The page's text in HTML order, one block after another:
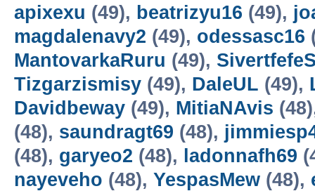
apixexu (49), beatrizyu16 (49),
magdalenavy2 (49), odessasc16
MantovarkaRuru (49),
Tizgarzismisy (49), DaleUL (49),
Davidbeway (49), MitiaNAvis
(48), saundragt69 (48),
(48), garyeo2 (48), ladonnafh69
nayeveho (48), YespasMew (48),